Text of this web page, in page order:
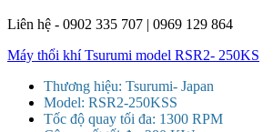
Liên hệ - 0902 335 707 | 0969 129 864
Máy thổi khí Tsurumi model RSR2- 250KS
Thương hiệu: Tsurumi- Japan
Model: RSR2-250KSS
Tốc độ quay tối đa: 1300 RPM